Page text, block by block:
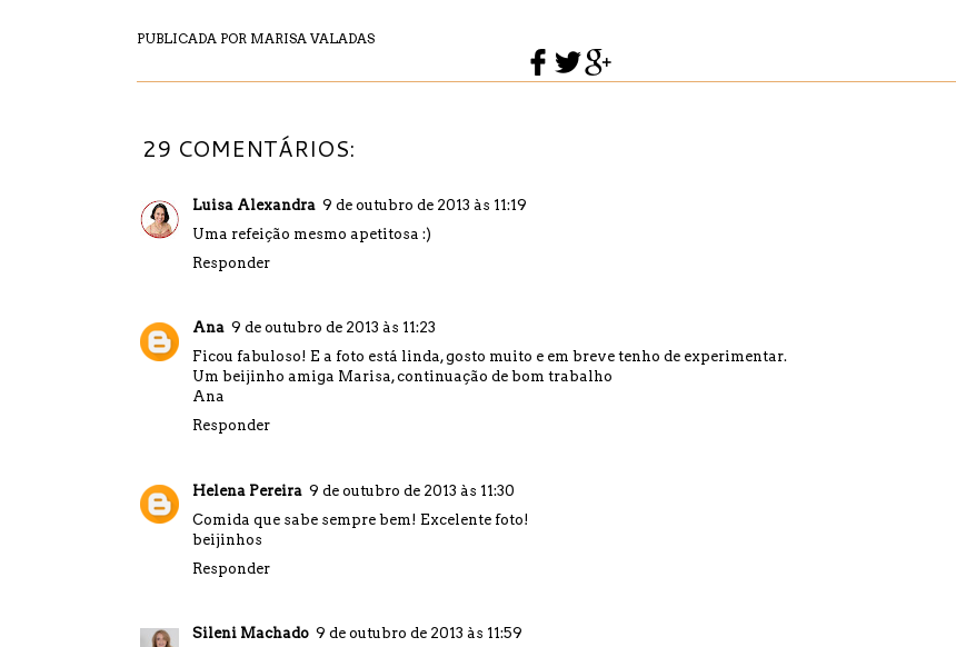
PUBLICADA POR MARISA VALADAS
29 COMENTÁRIOS:
Luisa Alexandra 9 de outubro de 2013 às 11:19
Uma refeição mesmo apetitosa :)
Responder
Ana 9 de outubro de 2013 às 11:23
Ficou fabuloso! E a foto está linda, gosto muito e em breve tenho de experimentar.
Um beijinho amiga Marisa, continuação de bom trabalho
Ana
Responder
Helena Pereira 9 de outubro de 2013 às 11:30
Comida que sabe sempre bem! Excelente foto!
beijinhos
Responder
Sileni Machado 9 de outubro de 2013 às 11:59